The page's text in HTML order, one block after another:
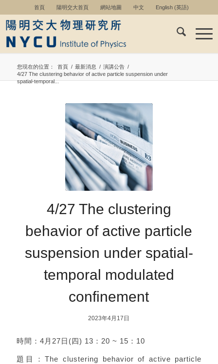
首頁 陽明交大首頁 網站地圖 中文 English(英語)
您現在的位置： 首頁 / 最新消息 / 演講公告 /
4/27 The clustering behavior of active particle suspension under
spatial-temporal...
4/27 The clustering
behavior of active particle
suspension under spatial-
temporal modulated
confinement
2023年4月17日
時間：4月27日(四) 13：20 ~ 15：10
題目：The clustering behavior of active particle